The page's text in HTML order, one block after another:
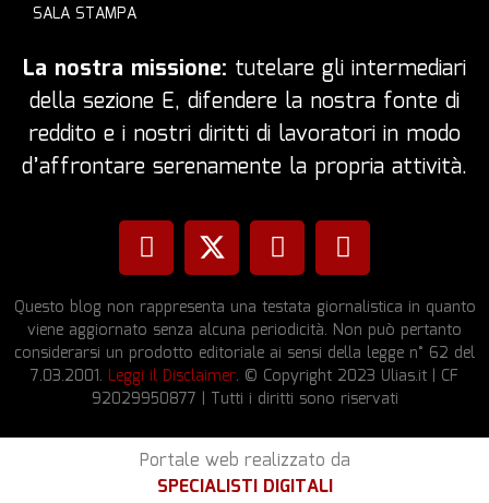
SALA STAMPA
La nostra missione: tutelare gli intermediari
della sezione E, difendere la nostra fonte di
reddito e i nostri diritti di lavoratori in modo
d’affrontare serenamente la propria attività.
Questo blog non rappresenta una testata giornalistica in quanto
viene aggiornato senza alcuna periodicità. Non può pertanto
considerarsi un prodotto editoriale ai sensi della legge n° 62 del
7.03.2001. Leggi il Disclaimer. © Copyright 2023 Ulias.it | CF
92029950877 | Tutti i diritti sono riservati
Portale web realizzato da
SPECIALISTI DIGITALI